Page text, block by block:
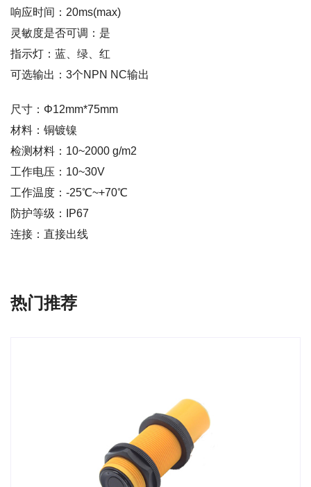
响应时间：20ms(max)
灵敏度是否可调：是
指示灯：蓝、绿、红
可选输出：3个NPN NC输出
尺寸：Φ12mm*75mm
材料：铜镀镍
检测材料：10~2000 g/m2
工作电压：10~30V
工作温度：-25℃~+70℃
防护等级：IP67
连接：直接出线
热门推荐